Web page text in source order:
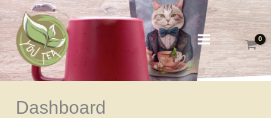
Vai
al
contenuto
Dashboard